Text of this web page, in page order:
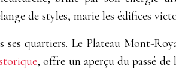
de styles, marie les édifices
quartiers. Le Plateau Mont-
, offre un aperçu du passé